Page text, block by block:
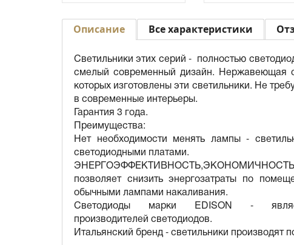
Описание
Светильники этих серий - полностью
смелый современный дизайн. Нержавеющая
которых изготовлены эти светильники. Не
в современные интерьеры.
Гарантия 3 года.
Преимущества:
Нет необходимости менять лампы -
светодиодными платами.
ЭНЕРГОЭФФЕКТИВНОСТЬ,ЭКОНОМИЧНОСТЬ -
позволяет снизить энергозатраты по
обычными лампами накаливания.
Светодиоды марки EDISON -
производителей светодиодов.
Итальянский бренд - светильники производят
Все характеристики